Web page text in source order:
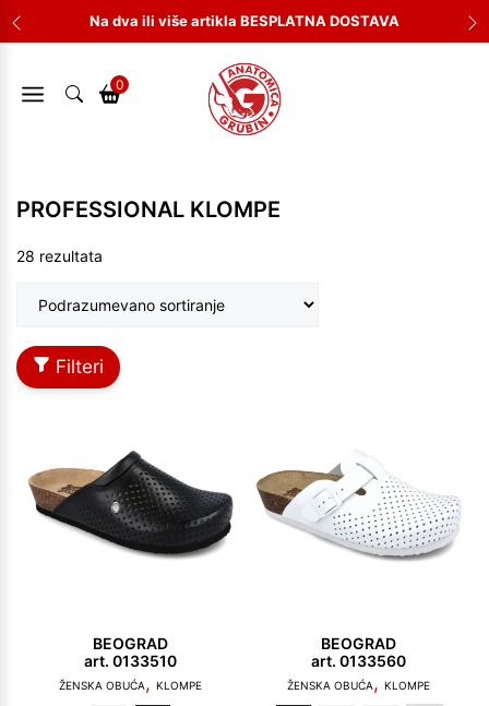
Skip
to
Na dva ili više artikla BESPLATNA DOSTAVA
0
PROFESSIONAL KLOMPE
28 rezultata
Filteri
BEOGRAD
art. 0133510
ŽENSKA OBUĆA, KLOMPE
BEOGRAD
art. 0133560
ŽENSKA OBUĆA, KLOMPE